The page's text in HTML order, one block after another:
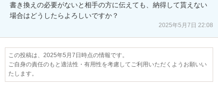
書き換えの必要がないと相手の方に伝えても、納得して貰えない
場合はどうしたらよろしいですか？
2025年5月7日 22:08
この投稿は、2025年5月7日時点の情報です。
ご自身の責任のもと適法性・有用性を考慮してご利用いただくようお願いい
たします。